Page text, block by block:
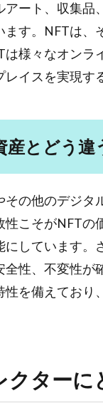
ート、収集
す。NFTは
様々なオンラ
イスを実現す
産とどう違
の他のデジ
こそがNFT
しています
性、不変性
を備えており
ターに